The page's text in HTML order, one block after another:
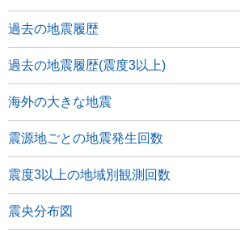
過去の地震履歴
過去の地震履歴(震度3以上)
海外の大きな地震
震源地ごとの地震発生回数
震度3以上の地域別観測回数
震央分布図